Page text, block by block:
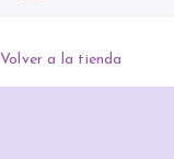
Volver a la tienda